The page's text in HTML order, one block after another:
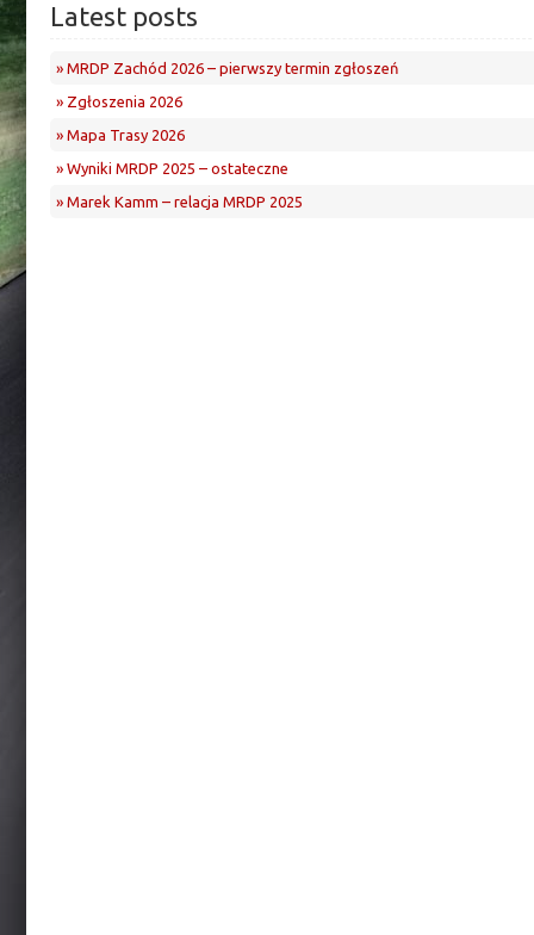
Latest posts
» MRDP Zachód 2026 – pierwszy termin zgłoszeń
» Zgłoszenia 2026
» Mapa Trasy 2026
» Wyniki MRDP 2025 – ostateczne
» Marek Kamm – relacja MRDP 2025